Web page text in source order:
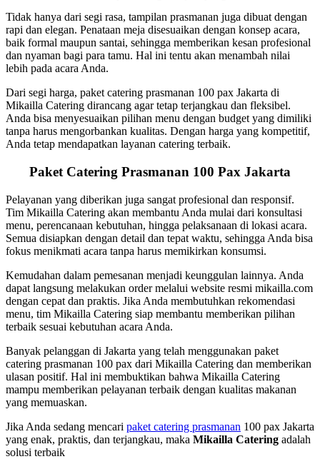
Tidak hanya dari segi rasa, tampilan prasmanan juga dibuat dengan
rapi dan elegan. Penataan meja disesuaikan dengan konsep acara,
baik formal maupun santai, sehingga memberikan kesan profesional
dan nyaman bagi para tamu. Hal ini tentu akan menambah nilai
lebih pada acara Anda.
Dari segi harga, paket catering prasmanan 100 pax Jakarta di
Mikailla Catering dirancang agar tetap terjangkau dan fleksibel.
Anda bisa menyesuaikan pilihan menu dengan budget yang dimiliki
tanpa harus mengorbankan kualitas. Dengan harga yang kompetitif,
Anda tetap mendapatkan layanan catering terbaik.
Paket Catering Prasmanan 100 Pax Jakarta
Pelayanan yang diberikan juga sangat profesional dan responsif.
Tim Mikailla Catering akan membantu Anda mulai dari konsultasi
menu, perencanaan kebutuhan, hingga pelaksanaan di lokasi acara.
Semua disiapkan dengan detail dan tepat waktu, sehingga Anda bisa
fokus menikmati acara tanpa harus memikirkan konsumsi.
Kemudahan dalam pemesanan menjadi keunggulan lainnya. Anda
dapat langsung melakukan order melalui website resmi mikailla.com
dengan cepat dan praktis. Jika Anda membutuhkan rekomendasi
menu, tim Mikailla Catering siap membantu memberikan pilihan
terbaik sesuai kebutuhan acara Anda.
Banyak pelanggan di Jakarta yang telah menggunakan paket
catering prasmanan 100 pax dari Mikailla Catering dan memberikan
ulasan positif. Hal ini membuktikan bahwa Mikailla Catering
mampu memberikan pelayanan terbaik dengan kualitas makanan
yang memuaskan.
Jika Anda sedang mencari paket catering prasmanan 100 pax Jakarta
yang enak, praktis, dan terjangkau, maka Mikailla Catering adalah
solusi terbaik